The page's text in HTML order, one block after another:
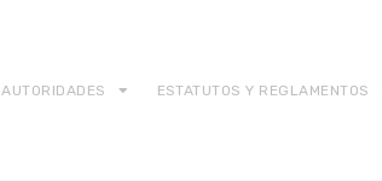
AUTORIDADES ESTATUTOS Y REGLAMENTOS